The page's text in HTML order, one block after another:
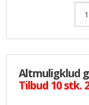
Altmuligklud
Tilbud 10 stk.